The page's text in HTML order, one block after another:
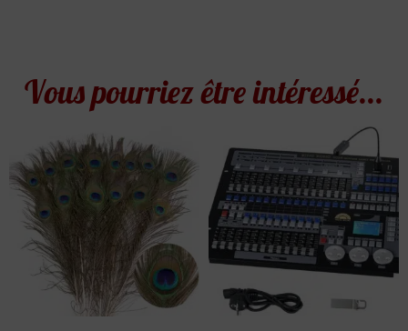
Vous pourriez être intéressé...